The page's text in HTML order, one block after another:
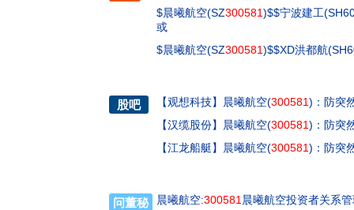
$晨曦航空(SZ300581)$$宁波建工
或
$晨曦航空(SZ300581)$$XD洪都航
股吧 【观想科技】 晨曦航空(300581)：防突
【汉缆股份】 晨曦航空(300581)：防突
【江龙船艇】 晨曦航空(300581)：防突
问董秘 晨曦航空:300581 晨曦航空投资者关系